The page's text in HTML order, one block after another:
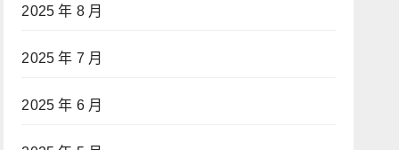
2025 年 8 月
2025 年 7 月
2025 年 6 月